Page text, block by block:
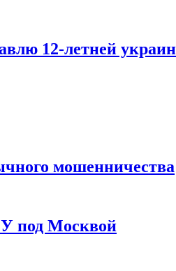
12-летней
мошенничества
под Москвой